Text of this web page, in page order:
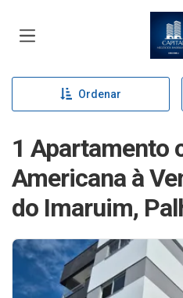
Ordenar
1 Apartamento
Americana à
do Imaruim,